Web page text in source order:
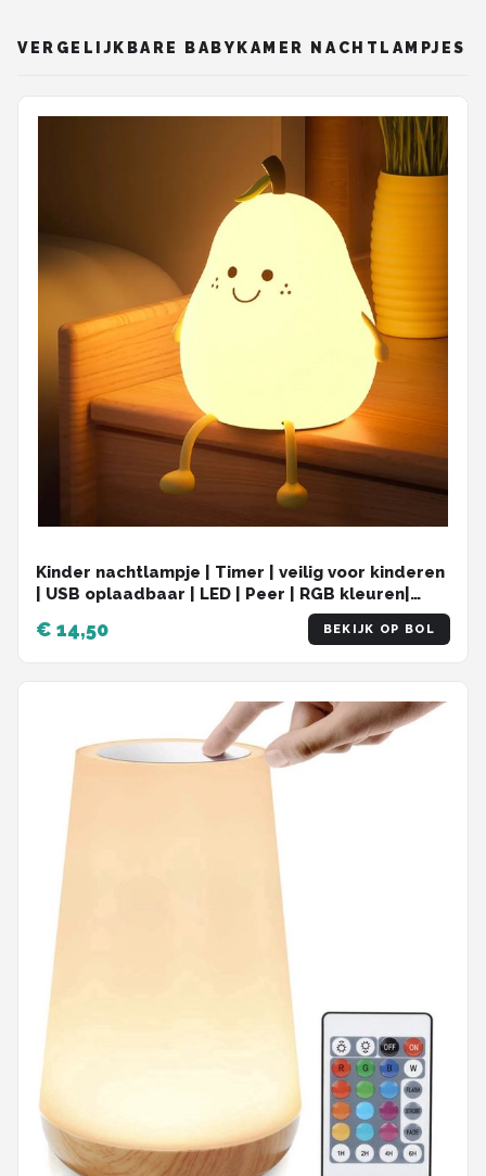
VERGELIJKBARE BABYKAMER NACHTLAMPJES
Kinder nachtlampje | Timer | veilig voor kinderen
| USB oplaadbaar | LED | Peer | RGB kleuren|
Dimbaar | Babykamer verlichting
€ 14,50 BEKIJK OP BOL